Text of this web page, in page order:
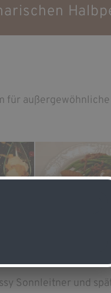
für
Sonnleitner und